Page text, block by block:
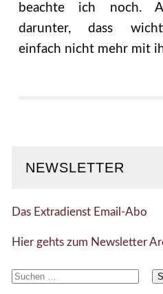
beachte ich noch.
darunter, dass
einfach nicht mehr mit
NEWSLETTER
Das Extradienst Email-Abo
Hier gehts zum Newsletter
Suchen